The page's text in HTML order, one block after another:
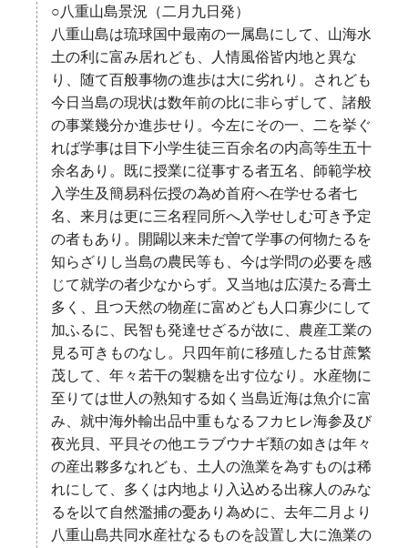
○八重山島景況（二月九日発）
八重山島は琉球国中最南の一属島にして、山海水
土の利に富み居れども、人情風俗皆内地と異な
り、随て百般事物の進歩は大に劣れり。されども
今日当島の現状は数年前の比に非らずして、諸般
の事業幾分か進歩せり。今左にその一、二を挙ぐ
れば学事は目下小学生徒三百余名の内高等生五十
余名あり。既に授業に従事する者五名、師範学校
入学生及簡易科伝授の為め首府へ在学せる者七
名、来月は更に三名程同所へ入学せしむ可き予定
の者もあり。開闢以来未だ曽て学事の何物たるを
知らざりし当島の農民等も、今は学問の必要を感
じて就学の者少なからず。又当地は広漠たる膏土
多く、且つ天然の物産に富めども人口寡少にして
加ふるに、民智も発達せざるが故に、農産工業の
見る可きものなし。只四年前に移殖したる甘蔗繁
茂して、年々若干の製糖を出す位なり。水産物に
至りては世人の熟知する如く当島近海は魚介に富
み、就中海外輸出品中重もなるフカヒレ海参及び
夜光貝、平貝その他エラブウナギ類の如きは年々
の産出夥多なれども、土人の漁業を為すものは稀
れにして、多くは内地より入込める出稼人のみな
るを以て自然濫捕の憂あり為めに、去年二月より
八重山島共同水産社なるものを設置し大に漁業の